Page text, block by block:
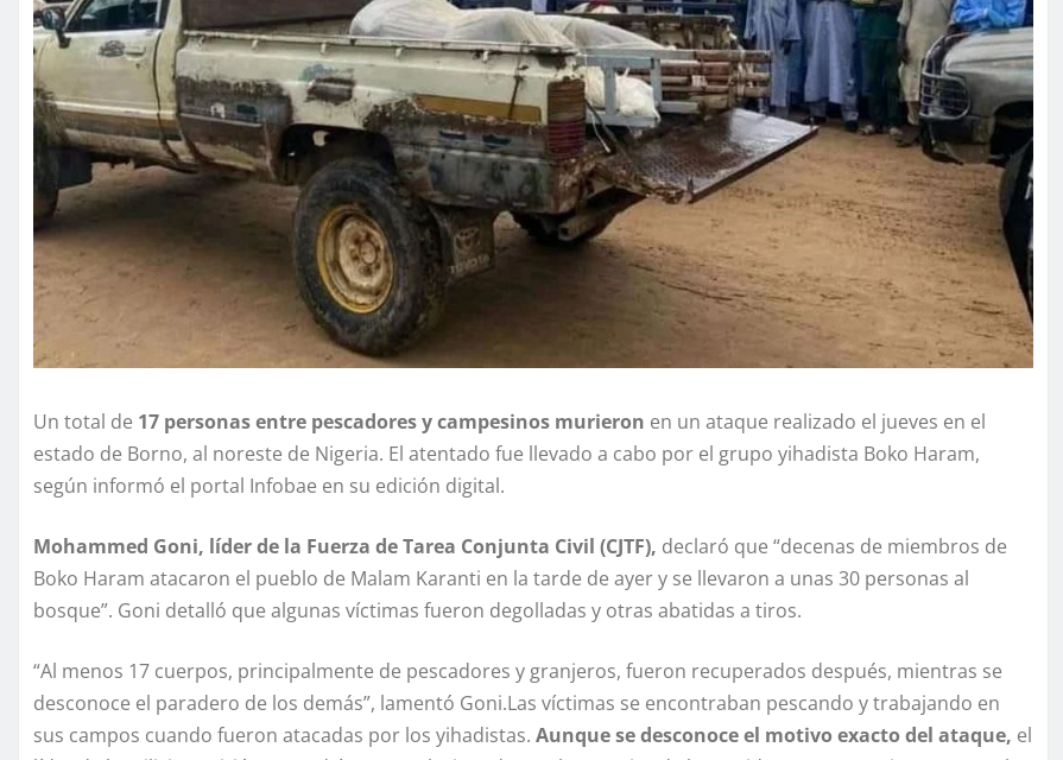
Un total de 17 personas entre pescadores y campesinos murieron en un ataque realizado el jueves en el
estado de Borno, al noreste de Nigeria. El atentado fue llevado a cabo por el grupo yihadista Boko Haram,
según informó el portal Infobae en su edición digital.
Mohammed Goni, líder de la Fuerza de Tarea Conjunta Civil (CJTF), declaró que “decenas de miembros de
Boko Haram atacaron el pueblo de Malam Karanti en la tarde de ayer y se llevaron a unas 30 personas al
bosque”. Goni detalló que algunas víctimas fueron degolladas y otras abatidas a tiros.
“Al menos 17 cuerpos, principalmente de pescadores y granjeros, fueron recuperados después, mientras se
desconoce el paradero de los demás”, lamentó Goni.Las víctimas se encontraban pescando y trabajando en
sus campos cuando fueron atacadas por los yihadistas. Aunque se desconoce el motivo exacto del ataque, el